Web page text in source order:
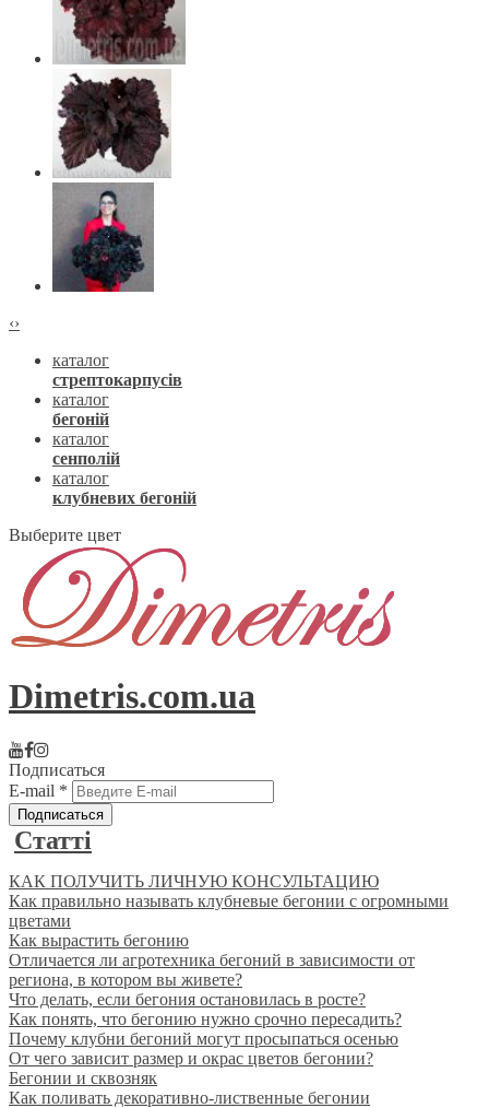
‹›
каталог
стрептокарпусів
каталог
бегоній
каталог
сенполій
каталог
клубневих бегоній
Выберите цвет
Dimetris.com.ua
Подписаться
E-mail *
Статті
КАК ПОЛУЧИТЬ ЛИЧНУЮ КОНСУЛЬТАЦИЮ
Как правильно называть клубневые бегонии с огромными
цветами
Как вырастить бегонию
Отличается ли агротехника бегоний в зависимости от
региона, в котором вы живете?
Что делать, если бегония остановилась в росте?
Как понять, что бегонию нужно срочно пересадить?
Почему клубни бегоний могут просыпаться осенью
От чего зависит размер и окрас цветов бегонии?
Бегонии и сквозняк
Как поливать декоративно-лиственные бегонии